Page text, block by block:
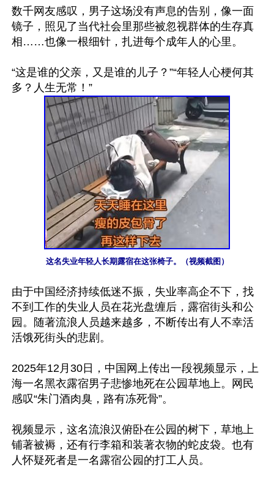
数千网友感叹，男子这场没有声息的告别，像一面
镜子，照见了当代社会里那些被忽视群体的生存真
相……也像一根细针，扎进每个成年人的心里。
“这是谁的父亲，又是谁的儿子？”“年轻人心梗何其
这名失业年轻人长期露宿在这张椅子。（视频截图）
由于中国经济持续低迷不振，失业率高企不下，找
不到工作的失业人员在花光盘缠后，露宿街头和公
园。随著流浪人员越来越多，不断传出有人不幸活
活饿死街头的悲剧。
2025年12月30日，中国网上传出一段视频显示，上
海一名黑衣露宿男子悲惨地死在公园草地上。网民
感叹“朱门酒肉臭，路有冻死骨”。
视频显示，这名流浪汉俯卧在公园的树下，草地上
铺著被褥，还有行李箱和装著衣物的蛇皮袋。也有
人怀疑死者是一名露宿公园的打工人员。